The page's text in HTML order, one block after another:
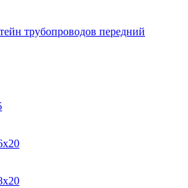
трубопроводов передний